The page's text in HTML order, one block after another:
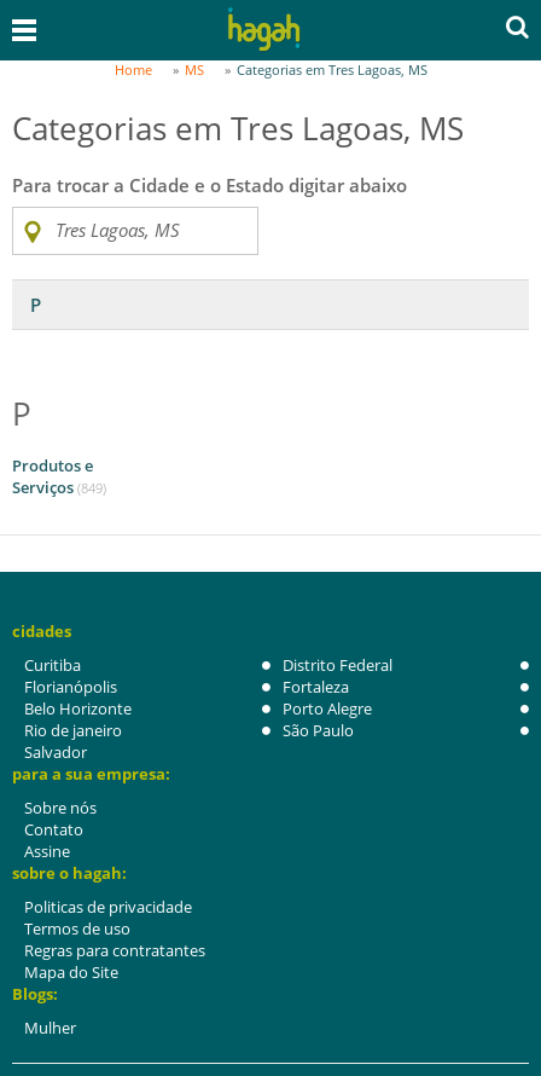
Home MS Categorias em Tres Lagoas, MS
Categorias em Tres Lagoas, MS
Para trocar a Cidade e o Estado digitar abaixo
P
P
Produtos e
Serviços (849)
cidades
Curitiba
Distrito Federal
Florianópolis
Fortaleza
Belo Horizonte
Porto Alegre
Rio de janeiro
São Paulo
Salvador
para a sua empresa:
Sobre nós
Contato
Assine
sobre o hagah:
Politicas de privacidade
Termos de uso
Regras para contratantes
Mapa do Site
Blogs:
Mulher